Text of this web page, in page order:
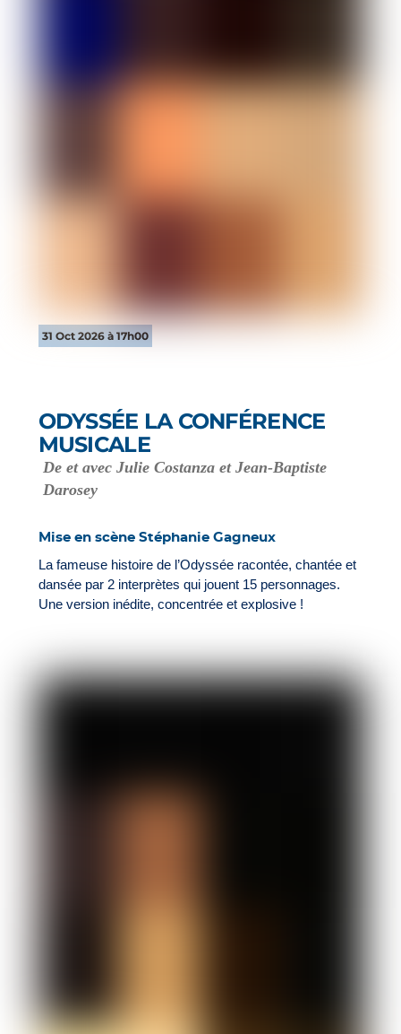
31 Oct 2026 à 17h00
ODYSSÉE LA CONFÉRENCE
MUSICALE
De et avec Julie Costanza et Jean-Baptiste
Darosey
Mise en scène Stéphanie Gagneux
La fameuse histoire de l’Odyssée racontée, chantée et
dansée par 2 interprètes qui jouent 15 personnages.
Une version inédite, concentrée et explosive !